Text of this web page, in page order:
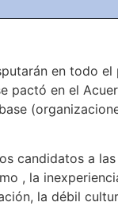
en todo
en el
candidatos a
, la
la débil